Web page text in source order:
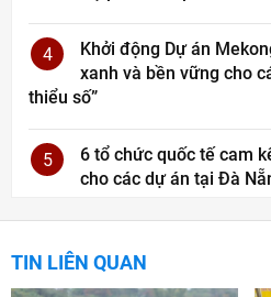
4
Khởi động Dự án
xanh và bền vững cho
thiểu số”
5
6 tổ chức quốc tế cam
cho các dự án tại Đà
TIN LIÊN QUAN